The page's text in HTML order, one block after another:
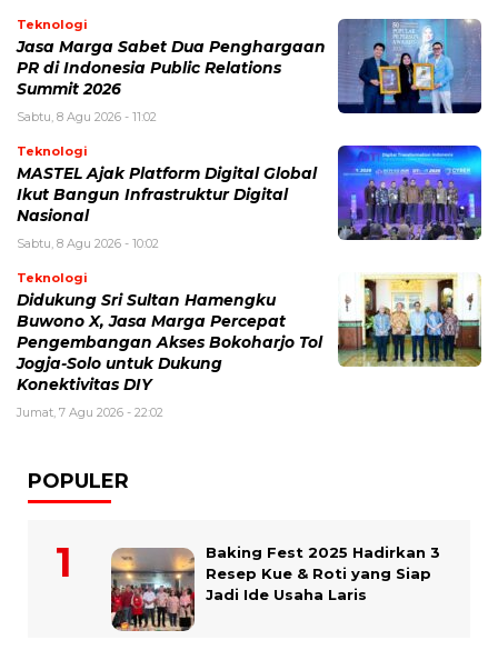
Teknologi
Jasa Marga Sabet Dua Penghargaan
PR di Indonesia Public Relations
Summit 2026
Sabtu, 8 Agu 2026 - 11:02
Teknologi
MASTEL Ajak Platform Digital Global
Ikut Bangun Infrastruktur Digital
Nasional
Sabtu, 8 Agu 2026 - 10:02
Teknologi
Didukung Sri Sultan Hamengku
Buwono X, Jasa Marga Percepat
Pengembangan Akses Bokoharjo Tol
Jogja-Solo untuk Dukung
Konektivitas DIY
Jumat, 7 Agu 2026 - 22:02
POPULER
Baking Fest 2025 Hadirkan 3
Resep Kue & Roti yang Siap
Jadi Ide Usaha Laris